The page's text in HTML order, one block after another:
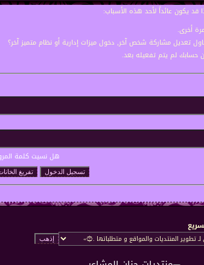
يكون عائداً لأحد هذه الأسباب:
أخرى.
تعديل مشاركة شخص آخر, دخول ميزات إدارية أو نظام متميز آخر؟
حسابك لم يتم تفعيله بعد.
هل نسيت كلمة